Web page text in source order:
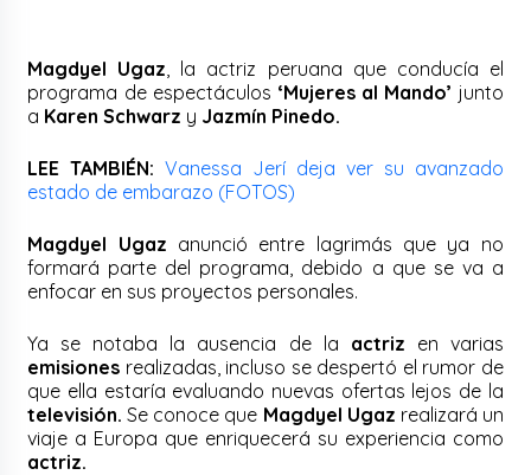
Magdyel Ugaz , la actriz peruana que conducía el
programa de espectáculos ‘Mujeres al Mando’ junto
a Karen Schwarz y Jazmín Pinedo.
LEE TAMBIÉN:Vanessa Jerí deja ver su avanzado
estado de embarazo (FOTOS)
Magdyel Ugaz anunció entre lagrimás que ya no
formará parte del programa, debido a que se va a
enfocar en sus proyectos personales.
Ya se notaba la ausencia de la actriz en varias
emisiones realizadas, incluso se despertó el rumor de
que ella estaría evaluando nuevas ofertas lejos de la
televisión. Se conoce que Magdyel Ugaz realizará un
viaje a Europa que enriquecerá su experiencia como
actriz.